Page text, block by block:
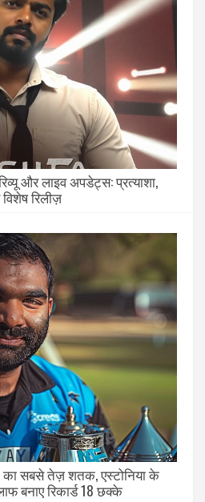
और लाइव अपडेट्स: प्रत्याशा,
रिलीज़
का सबसे तेज़ शतक, एस्टोनिया के
बनाए रिकार्ड 18 छक्के